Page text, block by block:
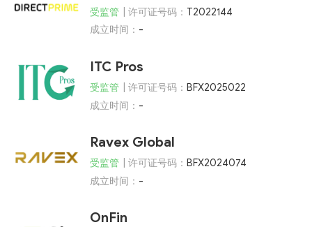
受监管 | 许可证号码： T2022144
成立时间： -
ITC Pros
受监管 | 许可证号码： BFX2025022
成立时间： -
Ravex Global
受监管 | 许可证号码： BFX2024074
成立时间： -
OnFin